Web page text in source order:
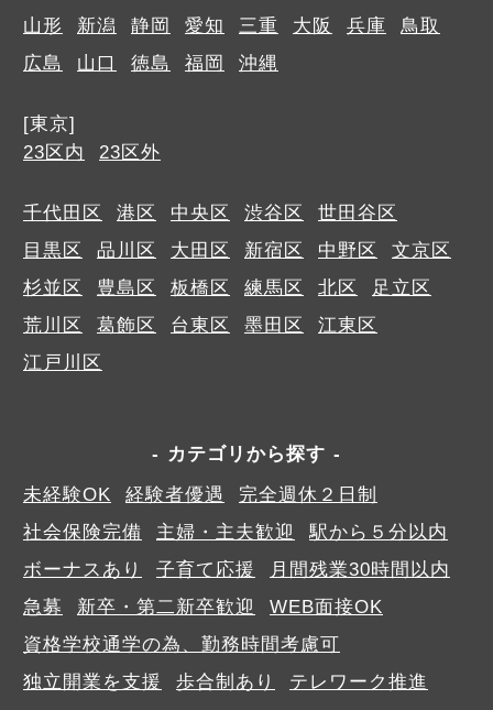
山形
新潟 静岡 愛知 三重 大阪 兵庫
鳥取
広島
山口 徳島 福岡 沖縄
[東京]
23区内
23区外
千代田区 港区 中央区 渋谷区
世田谷区
目黒区
品川区 大田区 新宿区 中野区
文京区
杉並区
豊島区 板橋区 練馬区 北区
足立区
荒川区
葛飾区 台東区 墨田区
江東区
江戸川区
カテゴリから探す
未経験OK
経験者優遇
完全週休２日制
社会保険完備
主婦・主夫歓迎
駅から５分以内
ボーナスあり
子育て応援
月間残業30時間以内
急募
新卒・第二新卒歓迎
WEB面接OK
資格学校通学の為、勤務時間考慮可
独立開業を支援
歩合制あり テレワーク推進